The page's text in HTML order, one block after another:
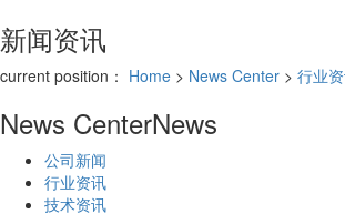
新闻资讯
current position： Home > News Center > 行业
News CenterNews
公司新闻
行业资讯
技术资讯